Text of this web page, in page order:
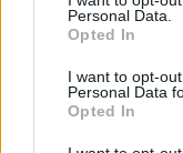
Personal Data.
Opted In
I want to opt-
Personal Data
Opted In
természete
továbblépést.
EZEKET IS